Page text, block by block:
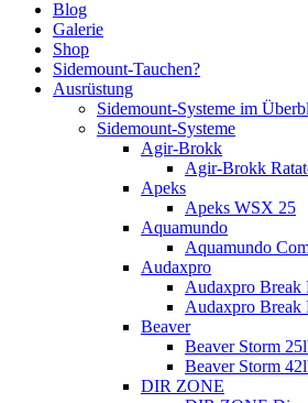
Blog
Galerie
Shop
Sidemount-Tauchen?
Ausrüstung
Sidemount-Systeme im
Sidemount-Systeme
Agir-Brokk
Agir-Brokk
Apeks
Apeks WSX 25
Aquamundo
Aquamundo
Audaxpro
Audaxpro Break
Audaxpro Break
Beaver
Beaver Storm
Beaver Storm
DIR ZONE